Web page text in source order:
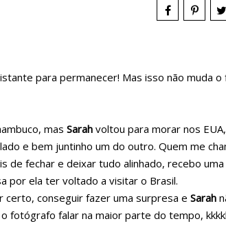
para permanecer! Mas isso não muda
mas Sarah voltou para morar nos
e bem juntinho um do outro. Quem me
de fechar e deixar tudo alinhado, recebo
por ela ter voltado a visitar o Brasil.
certo, conseguir fazer uma surpresa e Sarah
fotógrafo falar na maior parte do tempo,